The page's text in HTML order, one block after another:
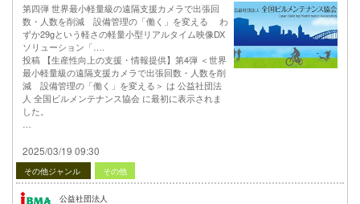
第四弾 世界最小軽量級の遠隔支援カメラで出張回
数・人数を削減 設備管理の「働く」を変える わ
ずか29gという軽さの軽量小型リアルタイム映像DX
ソリューション「….
投稿 【生産性向上の支援・情報提供】第4弾 ＜世界
最小軽量級の遠隔支援カメラで出張回数・人数を削
減 設備管理の「働く」を変える＞ は 公益社団法
人 全国ビルメンテナンス協会 に最初に表示されま
した。
2025/03/19 09:30
その他ジャンル その他
公益社団法人